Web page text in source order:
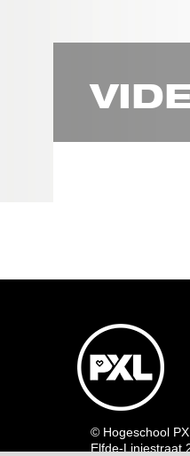
© Hogeschool
Elfde-Liniestraat